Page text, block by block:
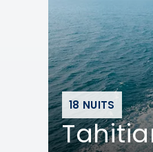
18 NUITS